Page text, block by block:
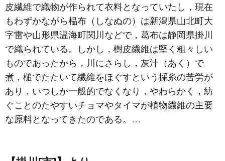
皮繊維で織物が作られて衣料となっていたし，現在
もわずかながら榀布（しなぬの）は新潟県山北町大
字雷や山形県温海町関川などで，葛布は静岡県掛川
で織られている。しかし，樹皮繊維は堅く粗々しい
ものであったから，川にさらし，灰汁（あく）で
煮，槌でたたいて繊維をほぐすという採糸の苦労が
あり，いつしか一般的でなくなり，やわらかく，紡
ぐことのたやすいチョマやタイマが植物繊維の主要
な原料となってきたのである。…